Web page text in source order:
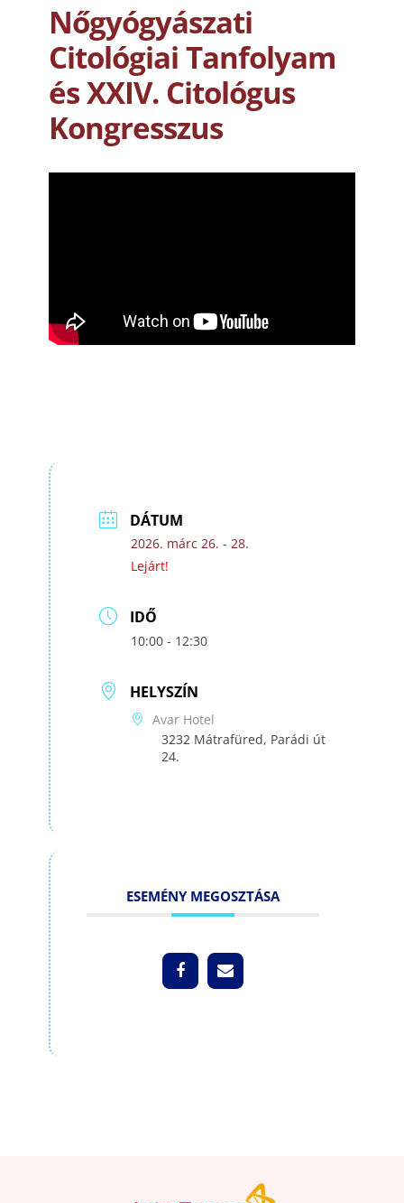
Nőgyógyászati
Citológiai Tanfolyam
és XXIV. Citológus
Kongresszus
DÁTUM
2026. márc 26. - 28.
Lejárt!
IDŐ
10:00 - 12:30
HELYSZÍN
Avar Hotel
3232 Mátrafüred, Parádi út
24.
ESEMÉNY MEGOSZTÁSA